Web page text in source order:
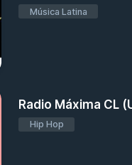
Música Latina
Radio Máxima CL
Hip Hop